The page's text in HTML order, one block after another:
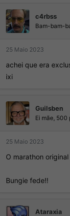
c4rbss
Bam-bam-
25 Maio 2023
achei que era
ixi
Guilsben
Ei mãe, 500
25 Maio 2023
O marathon
Bungie fede!!
Ataraxia